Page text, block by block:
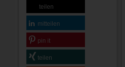
teilen
mitteilen
pin it
teilen